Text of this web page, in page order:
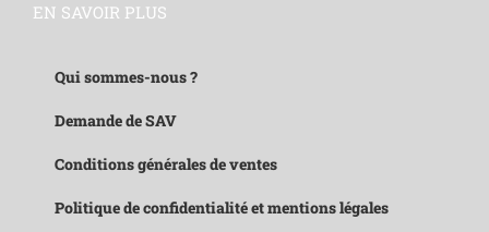
EN SAVOIR PLUS
Qui sommes-nous ?
Demande de SAV
Conditions générales de ventes
Politique de confidentialité et mentions légales